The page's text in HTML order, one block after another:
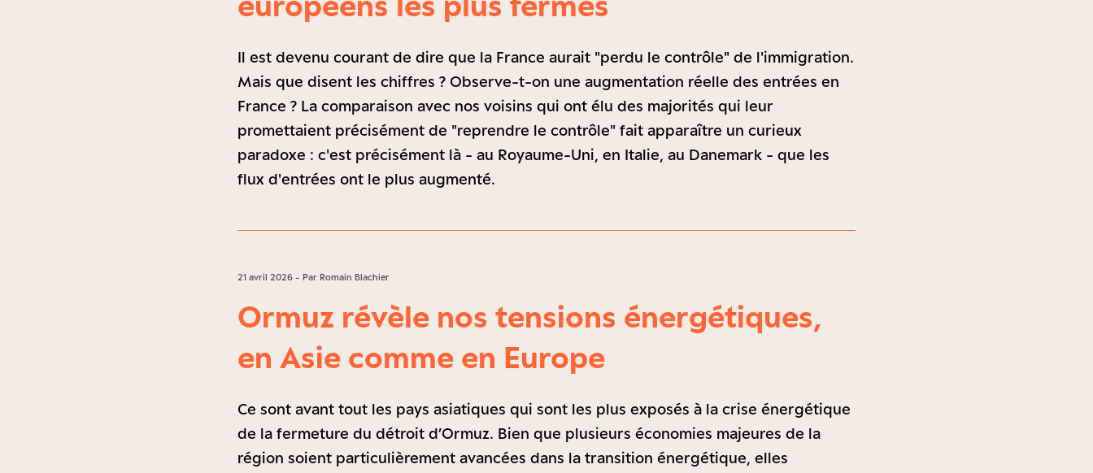
Il est devenu courant de dire que la France aurait "perdu le contrôle" de l'immigration.
Mais que disent les chiffres ? Observe-t-on une augmentation réelle des entrées en
France ? La comparaison avec nos voisins qui ont élu des majorités qui leur
promettaient précisément de "reprendre le contrôle" fait apparaître un curieux
paradoxe : c'est précisément là - au Royaume-Uni, en Italie, au Danemark - que les
flux d'entrées ont le plus augmenté.
21 avril 2026 - Par Romain Blachier
Ormuz révèle nos tensions énergétiques,
en Asie comme en Europe
Ce sont avant tout les pays asiatiques qui sont les plus exposés à la crise énergétique
de la fermeture du détroit d’Ormuz. Bien que plusieurs économies majeures de la
région soient particulièrement avancées dans la transition énergétique, elles